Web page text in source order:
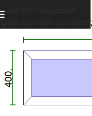
Skip to navigation
Skip to main content